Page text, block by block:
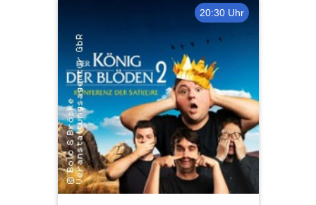
20:30 Uhr